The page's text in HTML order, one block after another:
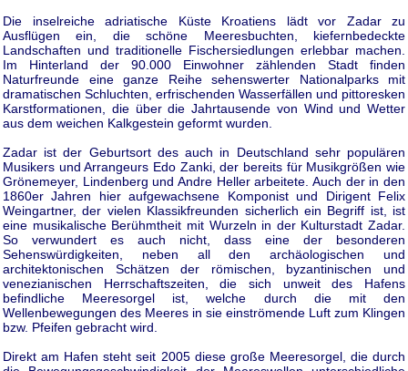
Die inselreiche adriatische Küste Kroatiens lädt vor Zadar zu
Ausflügen ein, die schöne Meeresbuchten, kiefernbedeckte
Landschaften und traditionelle Fischersiedlungen erlebbar machen.
Im Hinterland der 90.000 Einwohner zählenden Stadt finden
Naturfreunde eine ganze Reihe sehenswerter Nationalparks mit
dramatischen Schluchten, erfrischenden Wasserfällen und pittoresken
Karstformationen, die über die Jahrtausende von Wind und Wetter
aus dem weichen Kalkgestein geformt wurden.
Zadar ist der Geburtsort des auch in Deutschland sehr populären
Musikers und Arrangeurs Edo Zanki, der bereits für Musikgrößen wie
Grönemeyer, Lindenberg und Andre Heller arbeitete. Auch der in den
1860er Jahren hier aufgewachsene Komponist und Dirigent Felix
Weingartner, der vielen Klassikfreunden sicherlich ein Begriff ist, ist
eine musikalische Berühmtheit mit Wurzeln in der Kulturstadt Zadar.
So verwundert es auch nicht, dass eine der besonderen
Sehenswürdigkeiten, neben all den archäologischen und
architektonischen Schätzen der römischen, byzantinischen und
venezianischen Herrschaftszeiten, die sich unweit des Hafens
befindliche Meeresorgel ist, welche durch die mit den
Wellenbewegungen des Meeres in sie einströmende Luft zum Klingen
bzw. Pfeifen gebracht wird.
Direkt am Hafen steht seit 2005 diese große Meeresorgel, die durch